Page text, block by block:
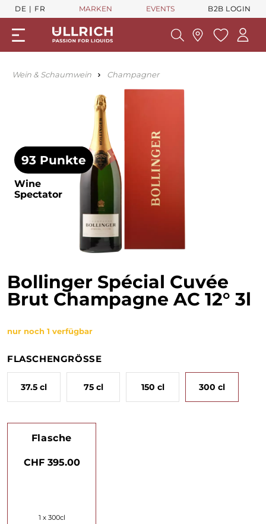
DE FR MARKEN EVENTS B2B LOGIN
Wein & Schaumwein Champagner
93 Punkte
Wine
Spectator
Bollinger Spécial Cuvée
Brut Champagne AC 12° 3l
nur noch 1 verfügbar
FLASCHENGRÖSSE
300 cl
75 cl 150 cl
37.5 cl
Flasche
CHF 395.00
1 x 300cl